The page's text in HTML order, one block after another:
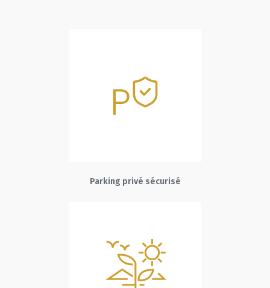
Parking privé sécurisé